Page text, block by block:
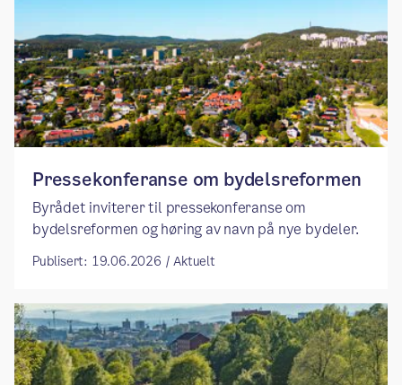
Pressekonferanse om bydelsreformen
Byrådet inviterer til pressekonferanse om
bydelsreformen og høring av navn på nye bydeler.
Publisert: 19.06.2026 / Aktuelt